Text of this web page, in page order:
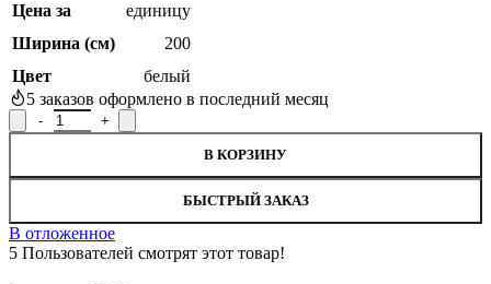
Цена за
единицу
Ширина (см)
200
Цвет
белый
5 заказов оформлено в последний месяц
Количество товара Занавеска / тюль 6646 (К168) на кухню,
В КОРЗИНУ
БЫСТРЫЙ ЗАКАЗ
В отложенное
5 Пользователей смотрят этот товар!